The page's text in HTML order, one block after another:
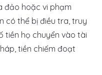
đảo hoặc vi phạm
có thể bị điều tra, truy
tiền họ chuyển vào tài
tiền chiếm đoạt